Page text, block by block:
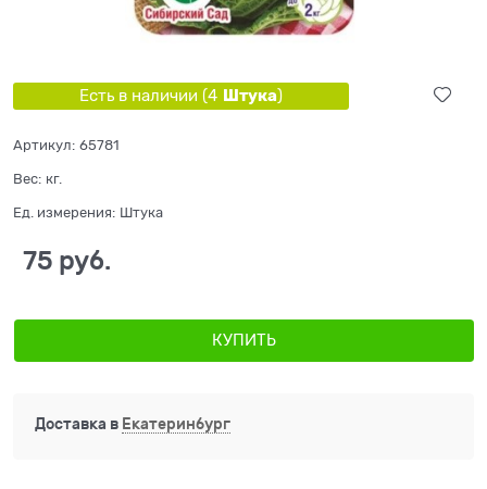
Есть в наличии (4 Штука)
Артикул: 65781
Вес: кг.
Ед. измерения: Штука
75 руб.
КУПИТЬ
Доставка в Екатеринбург